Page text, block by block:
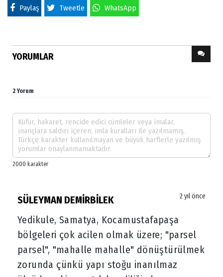
Paylaş Tweetle WhatsApp
YORUMLAR
2 Yorum
SÜLEYMAN DEMİRBİLEK 2 yıl önce
Yedikule, Samatya, Kocamustafapaşa
bölgeleri çok acilen olmak üzere; "parsel
parsel", "mahalle mahalle" dönüştürülmek
zorunda çünkü yapı stoğu inanılmaz